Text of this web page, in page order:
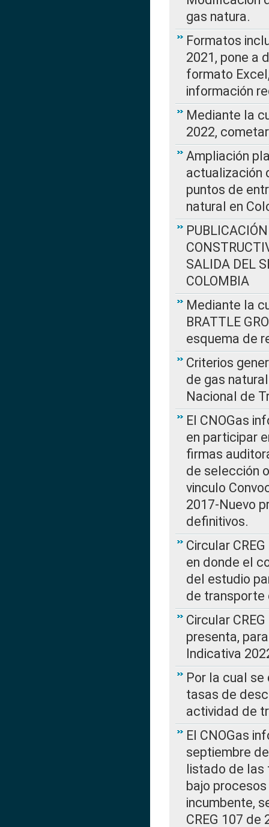
gas natura.
Formatos
2021, pone a
formato
información
Mediante la
2022,
Ampliación
actualización
puntos de
natural en
SALIDA DEL
COLOMBIA
Mediante la
BRATTLE
esquema de
Criterios
de gas
Nacional de
El CNOGas
en participar
firmas
de selección
vinculo
2017-Nuevo
definitivos.
Circular
en donde el
del estudio
de transporte
Circular
presenta,
Indicativa
Por la cual
tasas de
actividad de
El CNOGas
septiembre
listado de las
bajo
incumbente,
CREG 107